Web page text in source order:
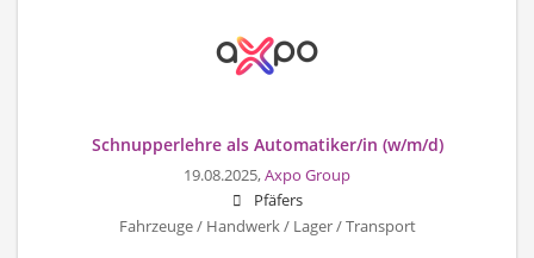
Schnupperlehre als Automatiker/in (w/m/d)
19.08.2025,Axpo Group
Pfäfers
Fahrzeuge / Handwerk / Lager / Transport